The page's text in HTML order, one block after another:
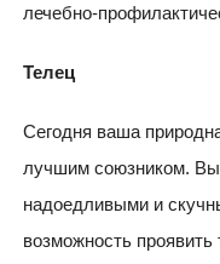
лечебно-
Телец
Сегодня ваша
лучшим союзником.
надоедливыми и
возможность